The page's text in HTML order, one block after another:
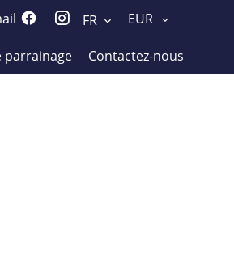
FR EUR
parrainage Contactez-nous